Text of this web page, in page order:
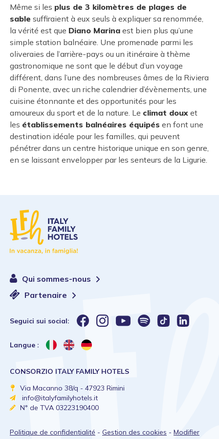
Même si les plus de 3 kilomètres de plages de
sable suffiraient à eux seuls à expliquer sa renommée,
la vérité est que Diano Marina est bien plus qu’une
simple station balnéaire. Une promenade parmi les
oliveraies de l’arrière-pays ou un itinéraire à thème
gastronomique ne sont que le début d’un voyage
différent, dans l’une des nombreuses âmes de la Riviera
di Ponente, avec un riche calendrier d’évènements, une
cuisine étonnante et des opportunités pour les
amoureux du sport et de la nature. Le climat doux et
les établissements balnéaires équipés en font une
destination idéale pour les familles, qui peuvent
pénétrer dans un centre historique unique en son genre,
en se laissant envelopper par les senteurs de la Ligurie.
Qui sommes-nous
Partenaire
Seguici sui social:
Langue :
CONSORZIO ITALY FAMILY HOTELS
Via Macanno 38/q - 47923 Rimini
info@italyfamilyhotels.it
N° de TVA 03223190400
Politique de confidentialité - Gestion des cookies - Modifier